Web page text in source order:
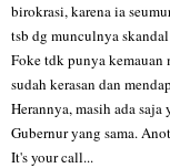
birokrasi, karena ia
tsb dg munculnya s
Foke tdk punya kemauan
sudah kerasan dan
Herannya, masih ada
Gubernur yang sama.
It's your call...